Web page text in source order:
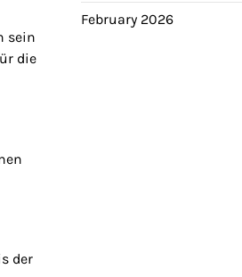
sein
die
der
February 2026